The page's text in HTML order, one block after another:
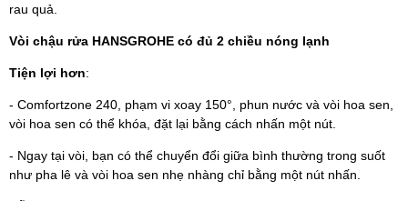
rau quả.
Vòi chậu rửa HANSGROHE có đủ 2 chiều nóng lạnh
Tiện lợi hơn:
- Comfortzone 240, phạm vi xoay 150°, phun nước và vòi hoa sen,
vòi hoa sen có thể khóa, đặt lại bằng cách nhấn một nút.
- Ngay tại vòi, bạn có thể chuyển đổi giữa bình thường trong suốt
như pha lê và vòi hoa sen nhẹ nhàng chỉ bằng một nút nhấn.